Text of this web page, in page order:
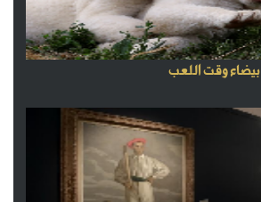
وقت اللعب